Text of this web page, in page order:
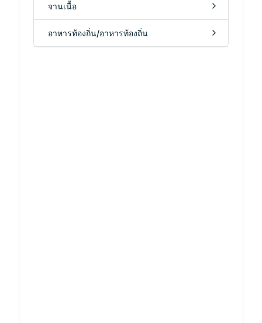
จานเนื้อ
อาหารท้องถิ่น/อาหารท้องถิ่น